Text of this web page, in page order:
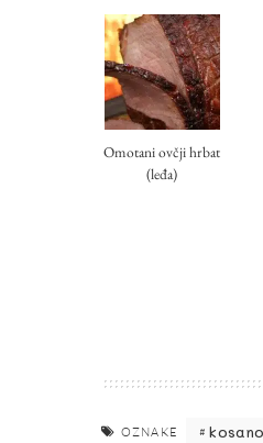
Omotani ovčji hrbat
(leđa)
OZNAKE